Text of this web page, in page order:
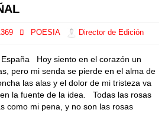
POESIA Director de Edición
Hoy siento en el corazón un
pero mi senda se pierde en el alma de
las alas y el dolor de mi tristeza va
la fuente de la idea. Todas las rosas
como mi pena, y no son las rosas